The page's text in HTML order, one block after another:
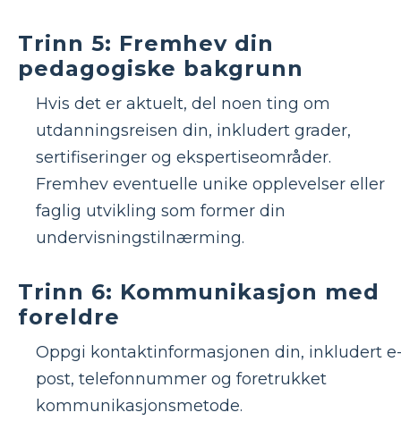
Trinn 5: Fremhev din
pedagogiske bakgrunn
Hvis det er aktuelt, del noen ting om
utdanningsreisen din, inkludert grader,
sertifiseringer og ekspertiseområder.
Fremhev eventuelle unike opplevelser eller
faglig utvikling som former din
undervisningstilnærming.
Trinn 6: Kommunikasjon med
foreldre
Oppgi kontaktinformasjonen din, inkludert
post, telefonnummer og foretrukket
kommunikasjonsmetode.